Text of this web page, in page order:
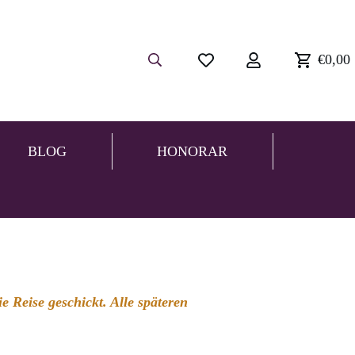
€0,00
BLOG HONORAR
Reise geschickt. Alle späteren